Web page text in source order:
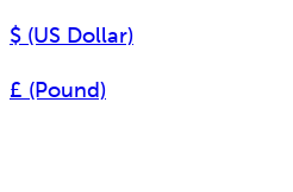
$ (US Dollar)
£ (Pound)